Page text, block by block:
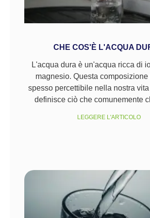
CHE COS'È L'ACQUA
L'acqua dura è un'acqua ricca di
magnesio. Questa composizione
spesso percettibile nella nostra
definisce ciò che comunemente
LEGGERE L'ARTICOLO